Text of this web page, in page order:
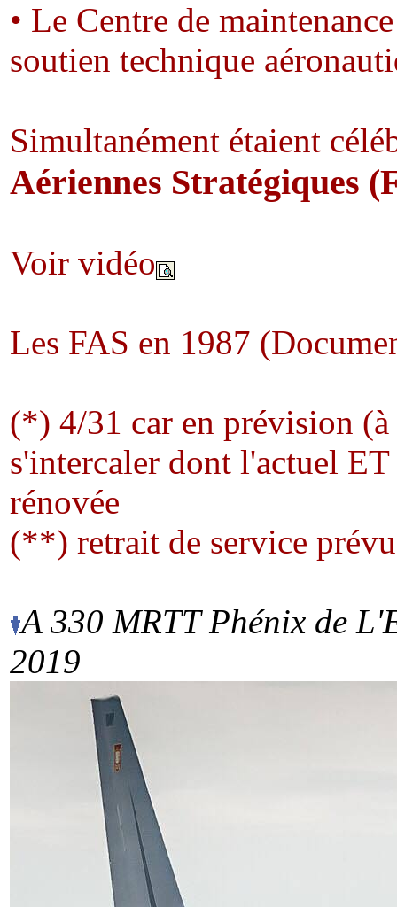
• Le Centre de
soutien technique
Simultanément étaient
Aériennes Stratégiques
Voir vidéo
Les FAS en 1987
(*) 4/31 car en prévision
s'intercaler dont l'actuel
rénovée
(**) retrait de service
A 330 MRTT Phénix de
2019